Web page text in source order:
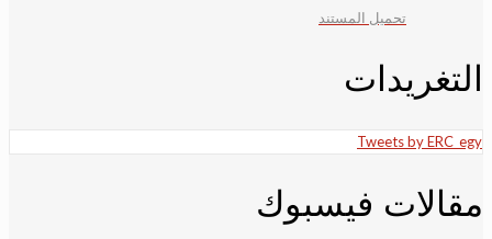
تحميل المستند
التغريدات
Tweets by ERC_egy
مقالات فيسبوك